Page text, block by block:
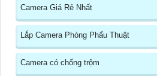
Camera Giá Rẻ Nhất
Lắp Camera Phòng Phẩu Thuật
Camera có chống trộm